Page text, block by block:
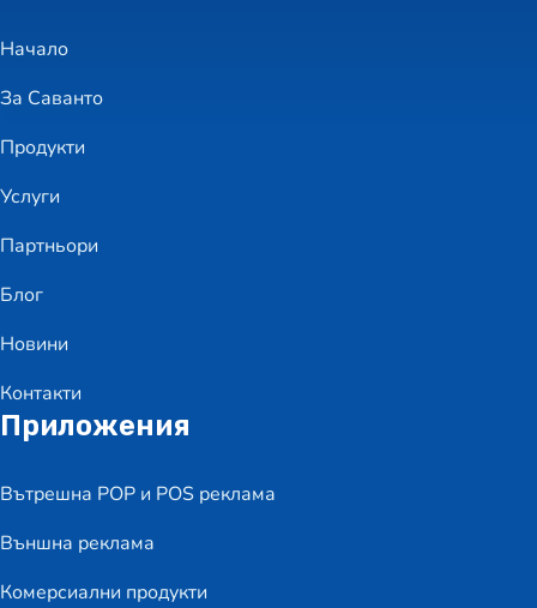
Начало
За Саванто
Продукти
Услуги
Партньори
Блог
Новини
Контакти
Приложения
Вътрешна POP и POS реклама
Външна реклама
Комерсиални продукти